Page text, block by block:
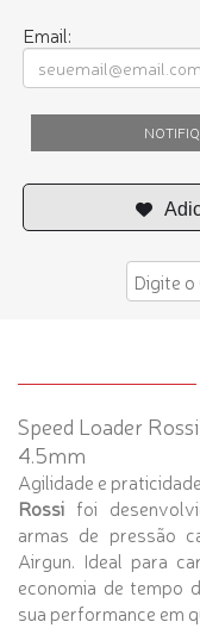
Email:
Speed Loader
4.5mm
Agilidade e
Rossi foi
armas de pressão
Airgun. Ideal para
economia de tempo
sua performance em